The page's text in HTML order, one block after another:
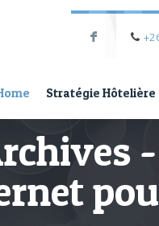
F
Stratégie Hôtelière